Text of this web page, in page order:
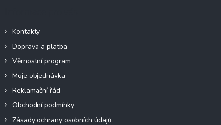
Kontakty
Doprava a platba
Věrnostní program
Moje objednávka
Reklamační řád
Obchodní podmínky
Zásady ochrany osobních údajů